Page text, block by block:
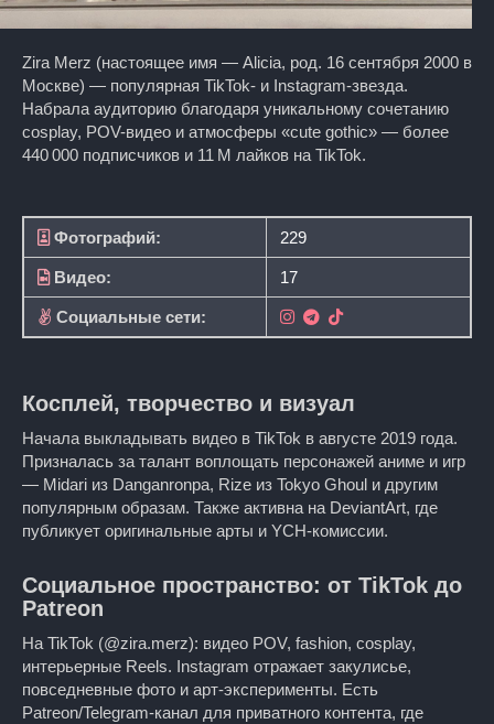
Zira Merz (настоящее имя — Alicia, род. 16 сентября 2000 в
Москве) — популярная TikTok- и Instagram-звезда.
Набрала аудиторию благодаря уникальному сочетанию
cosplay, POV-видео и атмосферы «cute gothic» — более
440 000 подписчиков и 11 M лайков на TikTok.
Фотографий: 229
Видео: 17
Социальные сети:
Косплей, творчество и визуал
Начала выкладывать видео в TikTok в августе 2019 года.
Призналась за талант воплощать персонажей аниме и игр
— Midari из Danganronpa, Rize из Tokyo Ghoul и другим
популярным образам. Также активна на DeviantArt, где
публикует оригинальные арты и YCH-комиссии.
Социальное пространство: от TikTok до
Patreon
На TikTok (@zira.merz): видео POV, fashion, cosplay,
интерьерные Reels. Instagram отражает закулисье,
повседневные фото и арт-эксперименты. Есть
Patreon/Telegram-канал для приватного контента, где